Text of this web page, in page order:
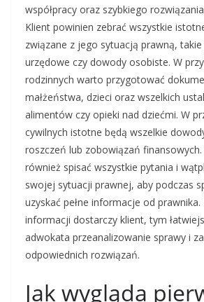
współpracy oraz szybkiego
Klient powinien zebrać wszystkie
związane z jego sytuacją prawną,
urzędowe czy dowody osobiste. W
rodzinnych warto przygotować
małżeństwa, dzieci oraz wszelkich
alimentów czy opieki nad dziećmi. W
cywilnych istotne będą wszelkie
roszczeń lub zobowiązań
również spisać wszystkie pytania i
swojej sytuacji prawnej, aby podczas
uzyskać pełne informacje od
informacji dostarczy klient, tym
adwokata przeanalizowanie sprawy i
odpowiednich rozwiązań.
Jak wygląda